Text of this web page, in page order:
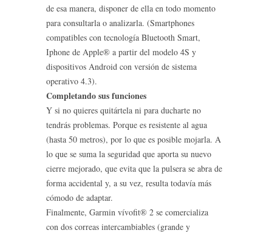
de esa manera, disponer de ella en todo momento
para consultarla o analizarla. (Smartphones
compatibles con tecnología Bluetooth Smart,
Iphone de Apple® a partir del modelo 4S y
dispositivos Android con versión de sistema
operativo 4.3).
Completando sus funciones
Y si no quieres quitártela ni para ducharte no
tendrás problemas. Porque es resistente al agua
(hasta 50 metros), por lo que es posible mojarla. A
lo que se suma la seguridad que aporta su nuevo
cierre mejorado, que evita que la pulsera se abra de
forma accidental y, a su vez, resulta todavía más
cómodo de adaptar.
Finalmente, Garmin vívofit® 2 se comercializa
con dos correas intercambiables (grande y